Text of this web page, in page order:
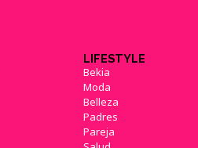
LIFESTYLE
Bekia
Moda
Belleza
Padres
Pareja